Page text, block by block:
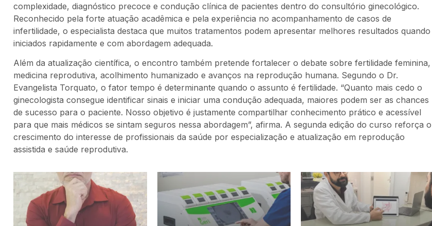
complexidade, diagnóstico precoce e condução clínica de pacientes dentro do consultório ginecológico.
Reconhecido pela forte atuação acadêmica e pela experiência no acompanhamento de casos de
infertilidade, o especialista destaca que muitos tratamentos podem apresentar melhores resultados quando
iniciados rapidamente e com abordagem adequada.
Além da atualização científica, o encontro também pretende fortalecer o debate sobre fertilidade feminina,
medicina reprodutiva, acolhimento humanizado e avanços na reprodução humana. Segundo o Dr.
Evangelista Torquato, o fator tempo é determinante quando o assunto é fertilidade. “Quanto mais cedo o
ginecologista consegue identificar sinais e iniciar uma condução adequada, maiores podem ser as chances
de sucesso para o paciente. Nosso objetivo é justamente compartilhar conhecimento prático e acessível
para que mais médicos se sintam seguros nessa abordagem”, afirma. A segunda edição do curso reforça o
crescimento do interesse de profissionais da saúde por especialização e atualização em reprodução
assistida e saúde reprodutiva.